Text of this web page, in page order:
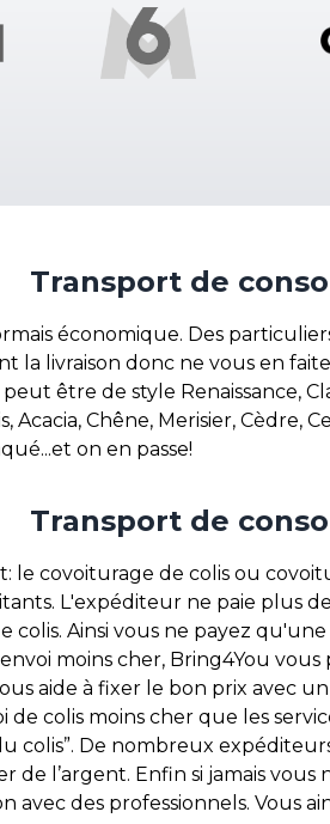
Transport de
économique. Des
la livraison donc ne vous en
être de style Renaissance,
Acacia, Chêne, Merisier, Cèdre,
on en passe!
Transport de
covoiturage de colis ou
L'expéditeur ne paie plus
Ainsi vous ne payez
moins cher, Bring4You
aide à fixer le bon prix avec
colis moins cher que les
colis”. De nombreux
de l’argent. Enfin si jamais
des professionnels. Vous